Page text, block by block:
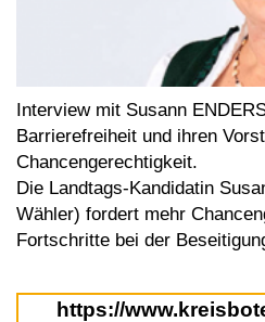
Interview mit Susann
Barrierefreiheit und ihren
Chancengerechtigkeit.
Die Landtags-Kandidatin
Wähler) fordert mehr
Fortschritte bei der
https://